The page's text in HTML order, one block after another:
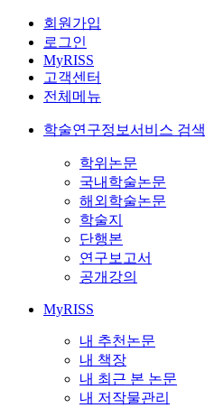
회원가입
로그인
MyRISS
고객센터
전체메뉴
학술연구정보서비스 검색
학위논문
국내학술논문
해외학술논문
학술지
단행본
연구보고서
공개강의
MyRISS
내 추천논문
내 책장
내 최근 본 논문
내 저작물관리